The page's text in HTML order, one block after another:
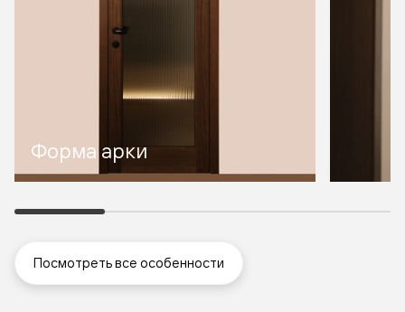
Форма арки
Посмотреть все особенности